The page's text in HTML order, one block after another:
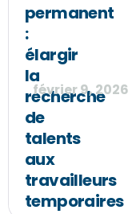
permanent
:
élargir
la
recherche
de
talents
aux
travailleurs
temporaires
février 9, 2026